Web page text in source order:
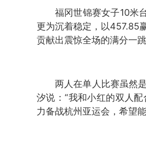
福冈世锦赛女子10米
更为沉着稳定，以457.85
贡献出震惊全场的满分一
两人在单人比赛虽然
汐说：“我和小红的双人
力备战杭州亚运会，希望